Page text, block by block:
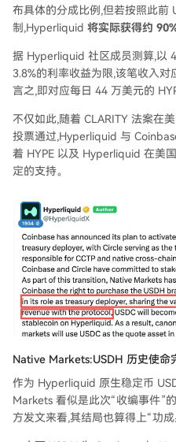
布具体的分成比例,但若按照此前
制,Hyperliquid 将实际获得约
据 Hyperliquid 社区成员测算,以
3.8%的利率收益为限,该笔收入对
言之,即对应每日 44 万美元的
不仅如此,随着 CLARITY 法案在
投票通过,Hyperliquid 与
着 HYPE 以及 Hyperliquid 在美
定的支持。
Native Markets:USDH 历史使命
作为 Hyperliquid 原生稳定币
Markets 看似是此次“收编事件”
方发文来看,其结局也算得上“功成